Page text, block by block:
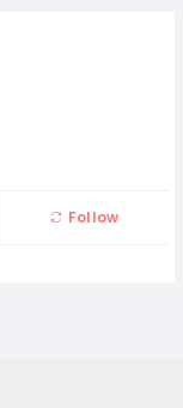
Follow